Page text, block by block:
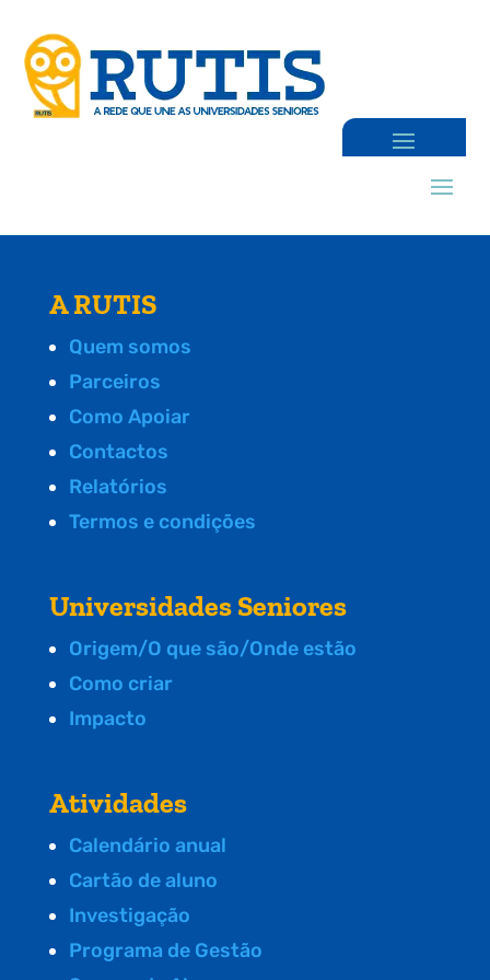
A RUTIS
Quem somos
Parceiros
Como Apoiar
Contactos
Relatórios
Termos e condições
Universidades Seniores
Origem/O que são/Onde estão
Como criar
Impacto
Atividades
Calendário anual
Cartão de aluno
Investigação
Programa de Gestão